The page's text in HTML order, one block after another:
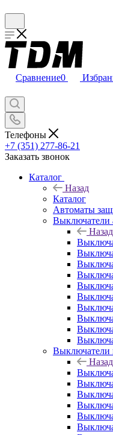
Сравнение0
Телефоны
+7 (351) 277-86-21
Заказать звонок
Каталог
Назад
Каталог
Автоматы
Выключатели
Назад
Выключатели
Назад